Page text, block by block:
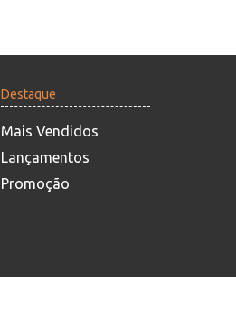
Destaque
Mais Vendidos
Lançamentos
Promoção